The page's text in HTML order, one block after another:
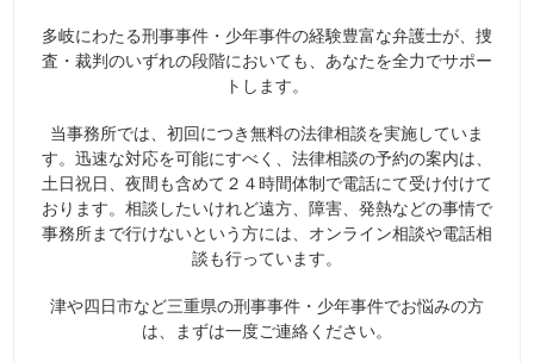
多岐にわたる刑事事件・少年事件の経験豊富な弁護士が、捜
査・裁判のいずれの段階においても、あなたを全力でサポー
トします。
当事務所では、初回につき無料の法律相談を実施していま
す。迅速な対応を可能にすべく、法律相談の予約の案内は、
土日祝日、夜間も含めて２４時間体制で電話にて受け付けて
おります。相談したいけれど遠方、障害、発熱などの事情で
事務所まで行けないという方には、オンライン相談や電話相
談も行っています。
津や四日市など三重県の刑事事件・少年事件でお悩みの方
は、まずは一度ご連絡ください。